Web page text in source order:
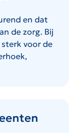
en dat
de zorg. Bij
voor de